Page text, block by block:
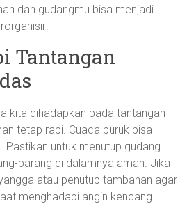
dan gudangmu bisa menjadi
Tantangan
kita dihadapkan pada tantangan
tetap rapi. Cuaca buruk bisa
Pastikan untuk menutup gudang
barang di dalamnya aman. Jika
atau penutup tambahan agar
menghadapi angin kencang.